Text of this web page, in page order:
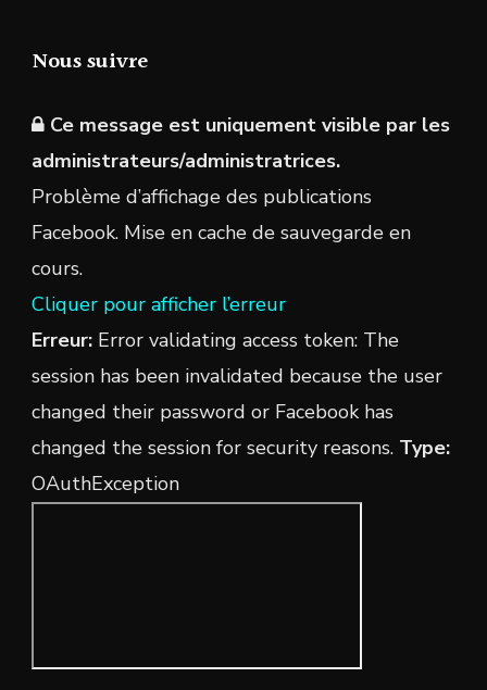
Nous suivre
Ce message est uniquement visible par les
administrateurs/administratrices.
Problème d’affichage des publications
Facebook. Mise en cache de sauvegarde en
cours.
Cliquer pour afficher l’erreur
Erreur: Error validating access token: The
session has been invalidated because the user
changed their password or Facebook has
changed the session for security reasons. Type:
OAuthException